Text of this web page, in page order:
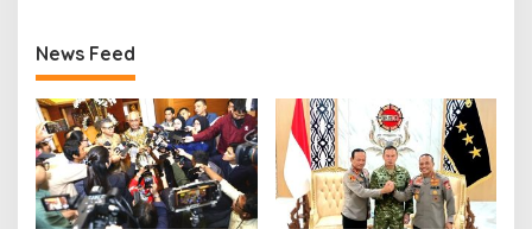
News Feed